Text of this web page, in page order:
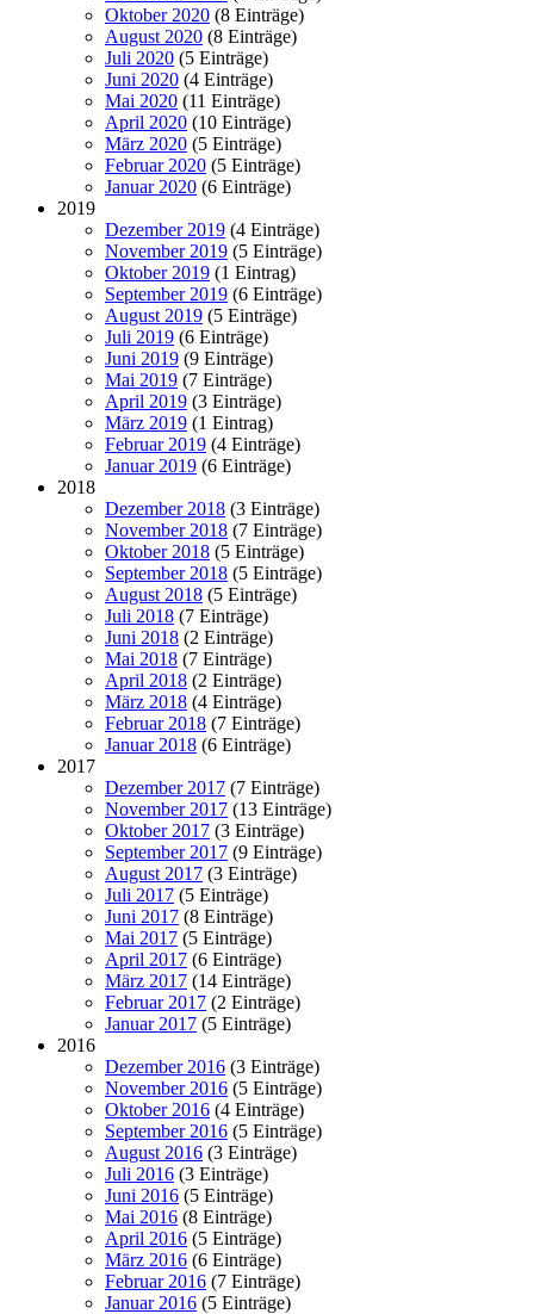
Oktober 2020 (8 Einträge)
August 2020 (8 Einträge)
Juli 2020 (5 Einträge)
Juni 2020 (4 Einträge)
Mai 2020 (11 Einträge)
April 2020 (10 Einträge)
März 2020 (5 Einträge)
Februar 2020 (5 Einträge)
Januar 2020 (6 Einträge)
2019
Dezember 2019 (4 Einträge)
November 2019 (5 Einträge)
Oktober 2019 (1 Eintrag)
September 2019 (6 Einträge)
August 2019 (5 Einträge)
Juli 2019 (6 Einträge)
Juni 2019 (9 Einträge)
Mai 2019 (7 Einträge)
April 2019 (3 Einträge)
März 2019 (1 Eintrag)
Februar 2019 (4 Einträge)
Januar 2019 (6 Einträge)
2018
Dezember 2018 (3 Einträge)
November 2018 (7 Einträge)
Oktober 2018 (5 Einträge)
September 2018 (5 Einträge)
August 2018 (5 Einträge)
Juli 2018 (7 Einträge)
Juni 2018 (2 Einträge)
Mai 2018 (7 Einträge)
April 2018 (2 Einträge)
März 2018 (4 Einträge)
Februar 2018 (7 Einträge)
Januar 2018 (6 Einträge)
2017
Dezember 2017 (7 Einträge)
November 2017 (13 Einträge)
Oktober 2017 (3 Einträge)
September 2017 (9 Einträge)
August 2017 (3 Einträge)
Juli 2017 (5 Einträge)
Juni 2017 (8 Einträge)
Mai 2017 (5 Einträge)
April 2017 (6 Einträge)
März 2017 (14 Einträge)
Februar 2017 (2 Einträge)
Januar 2017 (5 Einträge)
2016
Dezember 2016 (3 Einträge)
November 2016 (5 Einträge)
Oktober 2016 (4 Einträge)
September 2016 (5 Einträge)
August 2016 (3 Einträge)
Juli 2016 (3 Einträge)
Juni 2016 (5 Einträge)
Mai 2016 (8 Einträge)
April 2016 (5 Einträge)
März 2016 (6 Einträge)
Februar 2016 (7 Einträge)
Januar 2016 (5 Einträge)